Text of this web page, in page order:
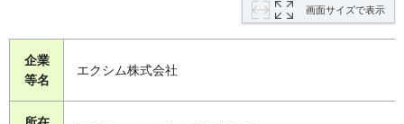
画面サイズで表示
企業
等名
エクシム株式会社